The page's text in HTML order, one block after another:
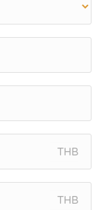
THB
THB